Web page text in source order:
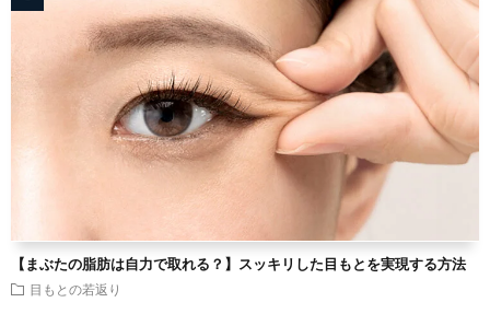
【まぶたの脂肪は自力で取れる？】スッキリした目もとを実現する方法
目もとの若返り